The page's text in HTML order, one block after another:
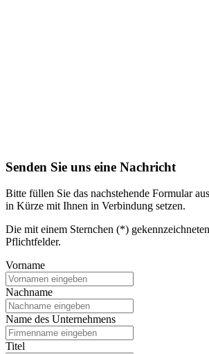
Senden Sie uns eine Nachricht
Bitte füllen Sie das nachstehende Formular
in Kürze mit Ihnen in Verbindung setzen.
Die mit einem Sternchen (*)
Pflichtfelder.
Vorname
Nachname
Name des Unternehmens
Titel